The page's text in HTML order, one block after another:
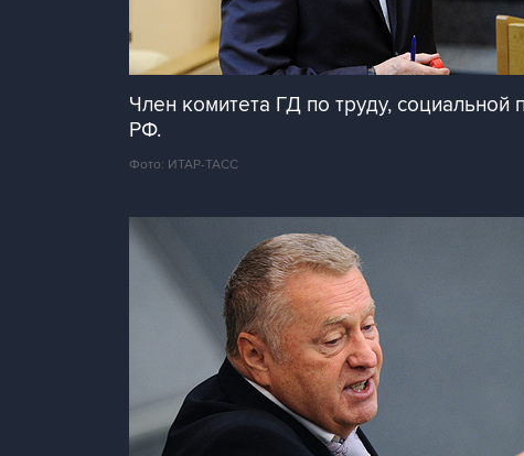
Член комитета ГД по труду,
РФ.
Фото: ИТАР-ТАСС